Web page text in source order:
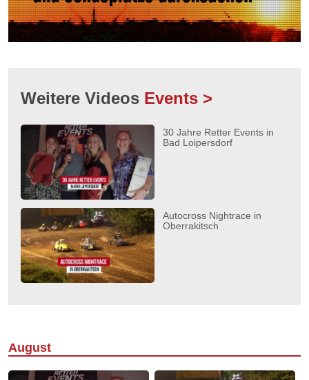
Weitere Videos Events >
30 Jahre Retter Events in
Bad Loipersdorf
Autocross Nightrace in
Oberrakitsch
August